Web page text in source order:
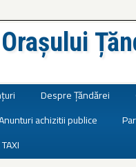
Despre Țăndărei
achizitii publice